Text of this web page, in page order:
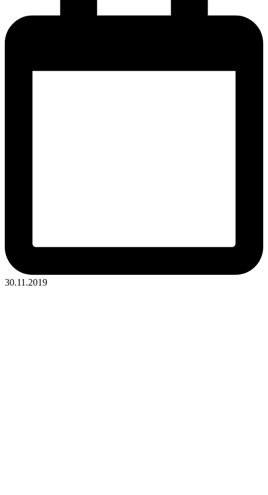
30.11.2019